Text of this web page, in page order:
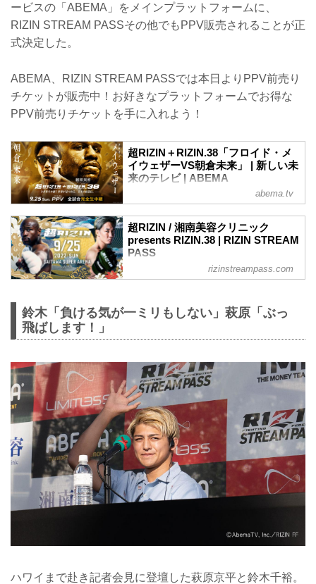
ービスの「ABEMA」をメインプラットフォームに、
RIZIN STREAM PASSその他でもPPV販売されることが正
式決定した。
ABEMA、RIZIN STREAM PASSでは本日よりPPV前売り
チケットが販売中！お好きなプラットフォームでお得な
PPV前売りチケットを手に入れよう！
超RIZIN＋RIZIN.38「フロイド・メ
イウェザーVS朝倉未来」 | 新しい未
来のテレビ | ABEMA
ボクシング世界5階級制覇のフロイド・メ
スーパーアリーナで開催さ… 出演者は、
フロイド・メイウェ…です。
abema.tv
超RIZIN / 湘南美容クリニック
presents RIZIN.38 | RIZIN STREAM
PASS
超RIZIN / 湘南美容クリニック presents
rizinstreampass.com
鈴木「負ける気が一ミリもしない」萩原「ぶっ
飛ばします！」
ハワイまで赴き記者会見に登壇した萩原京平と鈴木千裕。